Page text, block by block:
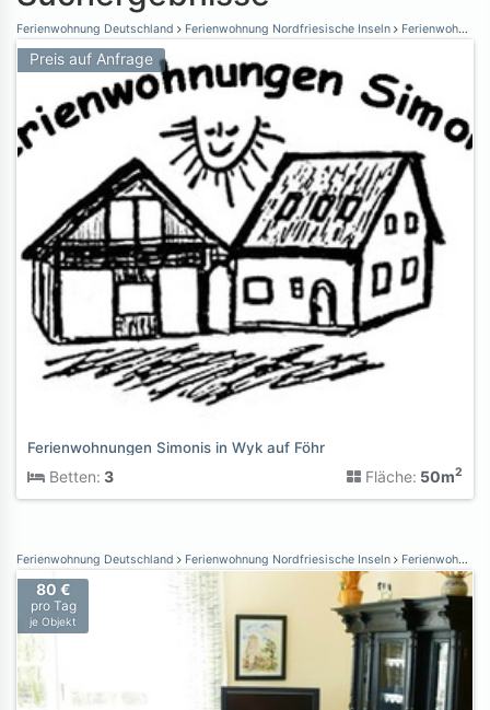
Ferienwohnung Deutschland Ferienwohnung Nordfriesische Inseln Ferienwohnung Föhr
Preis auf Anfrage
Ferienwohnungen Simonis in Wyk auf Föhr
Betten: 3 Fläche: 50m2
Ferienwohnung Deutschland Ferienwohnung Nordfriesische Inseln Ferienwohnung Nordstrand
80 €
pro Tag
je Objekt